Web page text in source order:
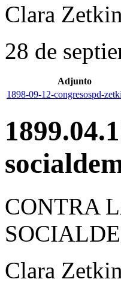
Clara Zetkin
28 de
Adjunto
1898-09-12-congresospd-
CONTRA
Clara Zetkin